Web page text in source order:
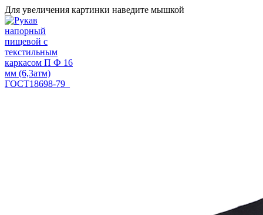
Для увеличения картинки наведите мышкой